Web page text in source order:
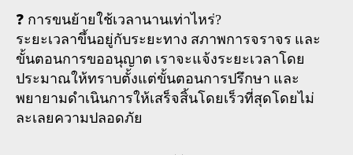
❓ การขนย้ายใช้เวลานานเท่าไหร่?
ระยะเวลาขึ้นอยู่กับระยะทาง สภาพการจราจร และ
ขั้นตอนการขออนุญาต เราจะแจ้งระยะเวลาโดย
ประมาณให้ทราบตั้งแต่ขั้นตอนการปรึกษา และ
พยายามดำเนินการให้เสร็จสิ้นโดยเร็วที่สุดโดยไม่
ละเลยความปลอดภัย